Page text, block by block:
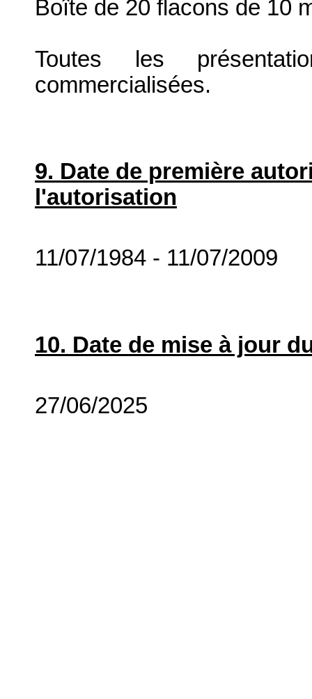
Boîte de 20 flacons de 10
Toutes les
commercialisées.
9. Date de première
l'autorisation
11/07/1984 - 11/07/2009
10. Date de mise à jour
27/06/2025